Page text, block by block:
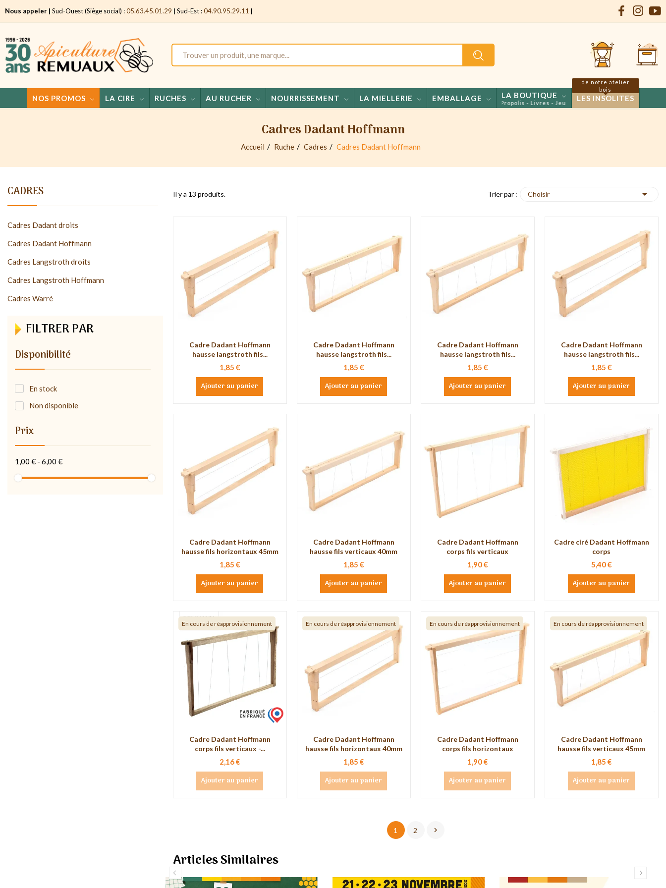
Nous appeler | Sud-Ouest (Siège social) :05.63.45.01.29 | Sud-Est :04.90.95.29.11 |
NOS PROMOS LA CIRE RUCHES AU RUCHER NOURRISSEMENT LA MIELLERIE EMBALLAGE LA BOUTIQUE
Miels - Confiseries - Propolis - Livres - Jeux
LES INSOLITES
de notre atelier
bois
Cadres Dadant Hoffmann
Accueil Ruche Cadres Cadres Dadant Hoffmann
CADRES
Cadres Dadant droits
Cadres Dadant Hoffmann
Cadres Langstroth droits
Cadres Langstroth Hoffmann
Cadres Warré
FILTRER PAR
Disponibilité
En stock
Non disponible
Prix
1,00 € - 6,00 €
Il y a 13 produits. Trier par : Choisir 
Cadre Dadant Hoffmann
hausse langstroth fils...
1,85 €
Ajouter au panier
Cadre Dadant Hoffmann
hausse langstroth fils...
1,85 €
Ajouter au panier
Cadre Dadant Hoffmann
hausse langstroth fils...
1,85 €
Ajouter au panier
Cadre Dadant Hoffmann
hausse langstroth fils...
1,85 €
Ajouter au panier
Cadre Dadant Hoffmann
hausse fils horizontaux 45mm
1,85 €
Ajouter au panier
Cadre Dadant Hoffmann
hausse fils verticaux 40mm
1,85 €
Ajouter au panier
Cadre Dadant Hoffmann
corps fils verticaux
1,90 €
Ajouter au panier
Cadre ciré Dadant Hoffmann
corps
5,40 €
Ajouter au panier
En cours de réapprovisionnement
Cadre Dadant Hoffmann
corps fils verticaux -...
2,16 €
Ajouter au panier
En cours de réapprovisionnement
Cadre Dadant Hoffmann
hausse fils horizontaux 40mm
1,85 €
Ajouter au panier
En cours de réapprovisionnement
Cadre Dadant Hoffmann
corps fils horizontaux
1,90 €
Ajouter au panier
En cours de réapprovisionnement
Cadre Dadant Hoffmann
hausse fils verticaux 45mm
1,85 €
Ajouter au panier
1 2 
Articles Similaires